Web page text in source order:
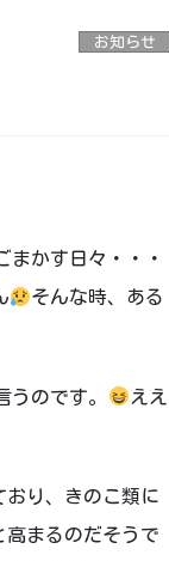
お知らせ
まかす日々・・・
そんな時、ある
うのです。
ええ
おり、きのこ類に
高まるのだそうで